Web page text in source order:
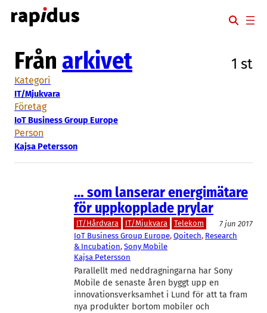
Hoppa
till
Från arkivet 1 st
Kategori
IT/Mjukvara
Företag
IoT Business Group Europe
Person
Kajsa Petersson
… som lanserar energimätare
för uppkopplade prylar
IT/Hårdvara IT/Mjukvara Telekom
7 jun 2017
IoT Business Group Europe, Qoitech, Research
& Incubation, Sony Mobile
Kajsa Petersson
Parallellt med neddragningarna har Sony
Mobile de senaste åren byggt upp en
innovationsverksamhet i Lund för att ta fram
nya produkter bortom mobiler och